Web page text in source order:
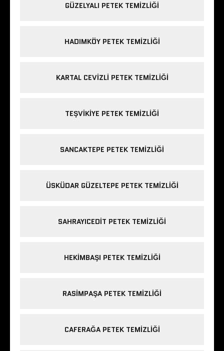
GÜZELYALI PETEK TEMIZLIĞI
HADIMKÖY PETEK TEMIZLIĞI
KARTAL CEVIZLI PETEK TEMIZLIĞI
TEŞVIKIYE PETEK TEMIZLIĞI
SANCAKTEPE PETEK TEMIZLIĞI
ÜSKÜDAR GÜZELTEPE PETEK TEMIZLIĞI
SAHRAYICEDIT PETEK TEMIZLIĞI
HEKIMBAŞI PETEK TEMIZLIĞI
RASIMPAŞA PETEK TEMIZLIĞI
CAFERAĞA PETEK TEMIZLIĞI